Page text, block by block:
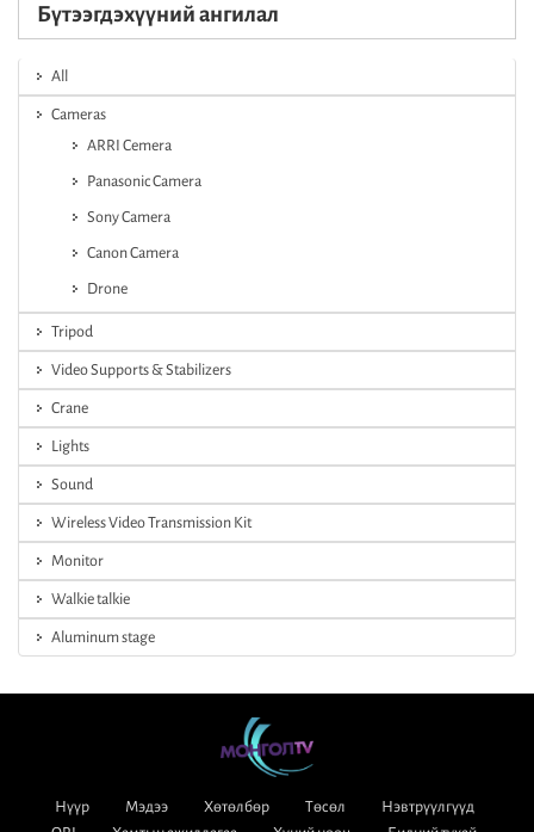
Бүтээгдэхүүний ангилал
All
Cameras
ARRI Cemera
Panasonic Camera
Sony Camera
Canon Camera
Drone
Tripod
Video Supports & Stabilizers
Crane
Lights
Sound
Wireless Video Transmission Kit
Monitor
Walkie talkie
Aluminum stage
Нүүр Мэдээ Хөтөлбөр Төсөл
Нэвтрүүлгүүд